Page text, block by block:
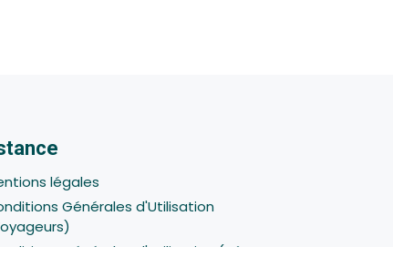
légales
Générales d'Utilisation
Générales d'Utilisation (Hôtes -